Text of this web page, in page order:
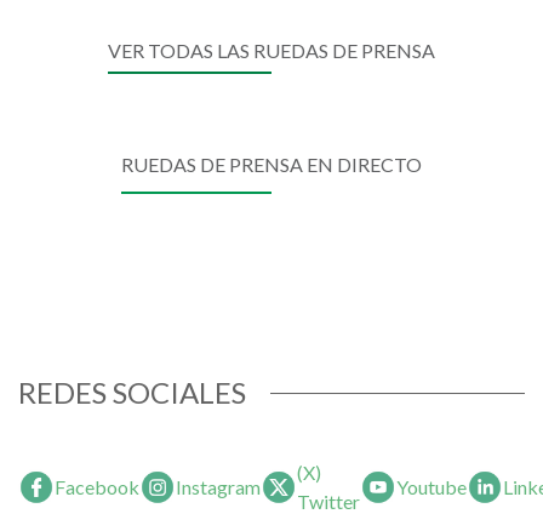
VER TODAS LAS RUEDAS DE PRENSA
RUEDAS DE PRENSA EN DIRECTO
REDES SOCIALES
Facebook Instagram
(X)
Twitter
Youtube